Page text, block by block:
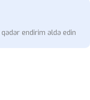
endirim əldə edin